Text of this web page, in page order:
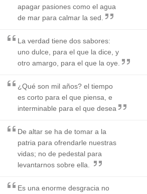
apagar pasiones como el agua
de mar para calmar la sed.
La verdad tiene dos sabores:
uno dulce, para el que la dice, y
otro amargo, para el que la oye.
¿Qué son mil años? el tiempo
es corto para el que piensa, e
interminable para el que desea
De altar se ha de tomar a la
patria para ofrendarle nuestras
vidas; no de pedestal para
levantarnos sobre ella.
Es una enorme desgracia no